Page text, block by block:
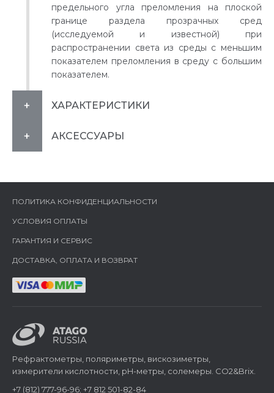
предельного угла преломления на плоской
границе раздела прозрачных сред
(исследуемой и известной) при
распространении света из среды с меньшим
показателем преломления в среду с большим
показателем.
ХАРАКТЕРИСТИКИ
АКСЕССУАРЫ
ПОЛИТИКА КОНФИДЕНЦИАЛЬНОСТИ
УСЛОВИЯ ОПЛАТЫ
ГАРАНТИЯ И СЕРВИС
ДОСТАВКА, ОПЛАТА И ВОЗВРАТ
Рефрактометры, поляриметры, вискозиметры,
измерители кислотности, pH-метры, солемеры. CO2&Brix.
+7 (812) 777-96-96; +7 812 501-82-84